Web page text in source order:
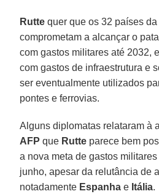
Rutte quer que os 32 países
comprometam a alcançar o
com gastos militares até 2032,
com gastos de infraestrutura e
ser eventualmente utilizados
pontes e ferrovias.
Alguns diplomatas relataram à
AFP que Rutte parece bem
a nova meta de gastos
junho, apesar da relutância de
notadamente Espanha e Itália.